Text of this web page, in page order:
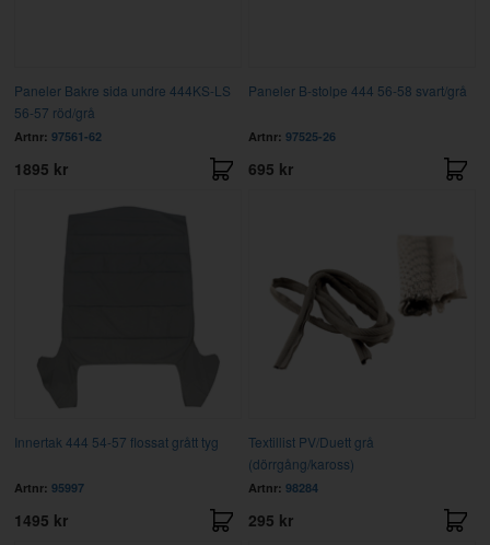
Paneler Bakre sida undre 444KS-LS
56-57 röd/grå
Artnr: 97561-62
1895 kr
Paneler B-stolpe 444 56-58 svart/grå
Artnr: 97525-26
695 kr
Innertak 444 54-57 flossat grått tyg
Artnr: 95997
1495 kr
Textillist PV/Duett grå
(dörrgång/kaross)
Artnr: 98284
295 kr